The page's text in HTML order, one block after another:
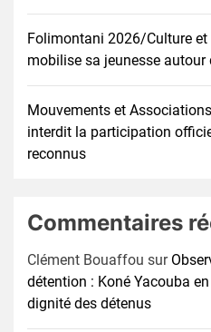
Folimontani 2026/Culture et
mobilise sa jeunesse autour
Mouvements et
interdit la participation
reconnus
Commentaires
Clément Bouaffou sur
détention : Koné Yacouba
dignité des détenus